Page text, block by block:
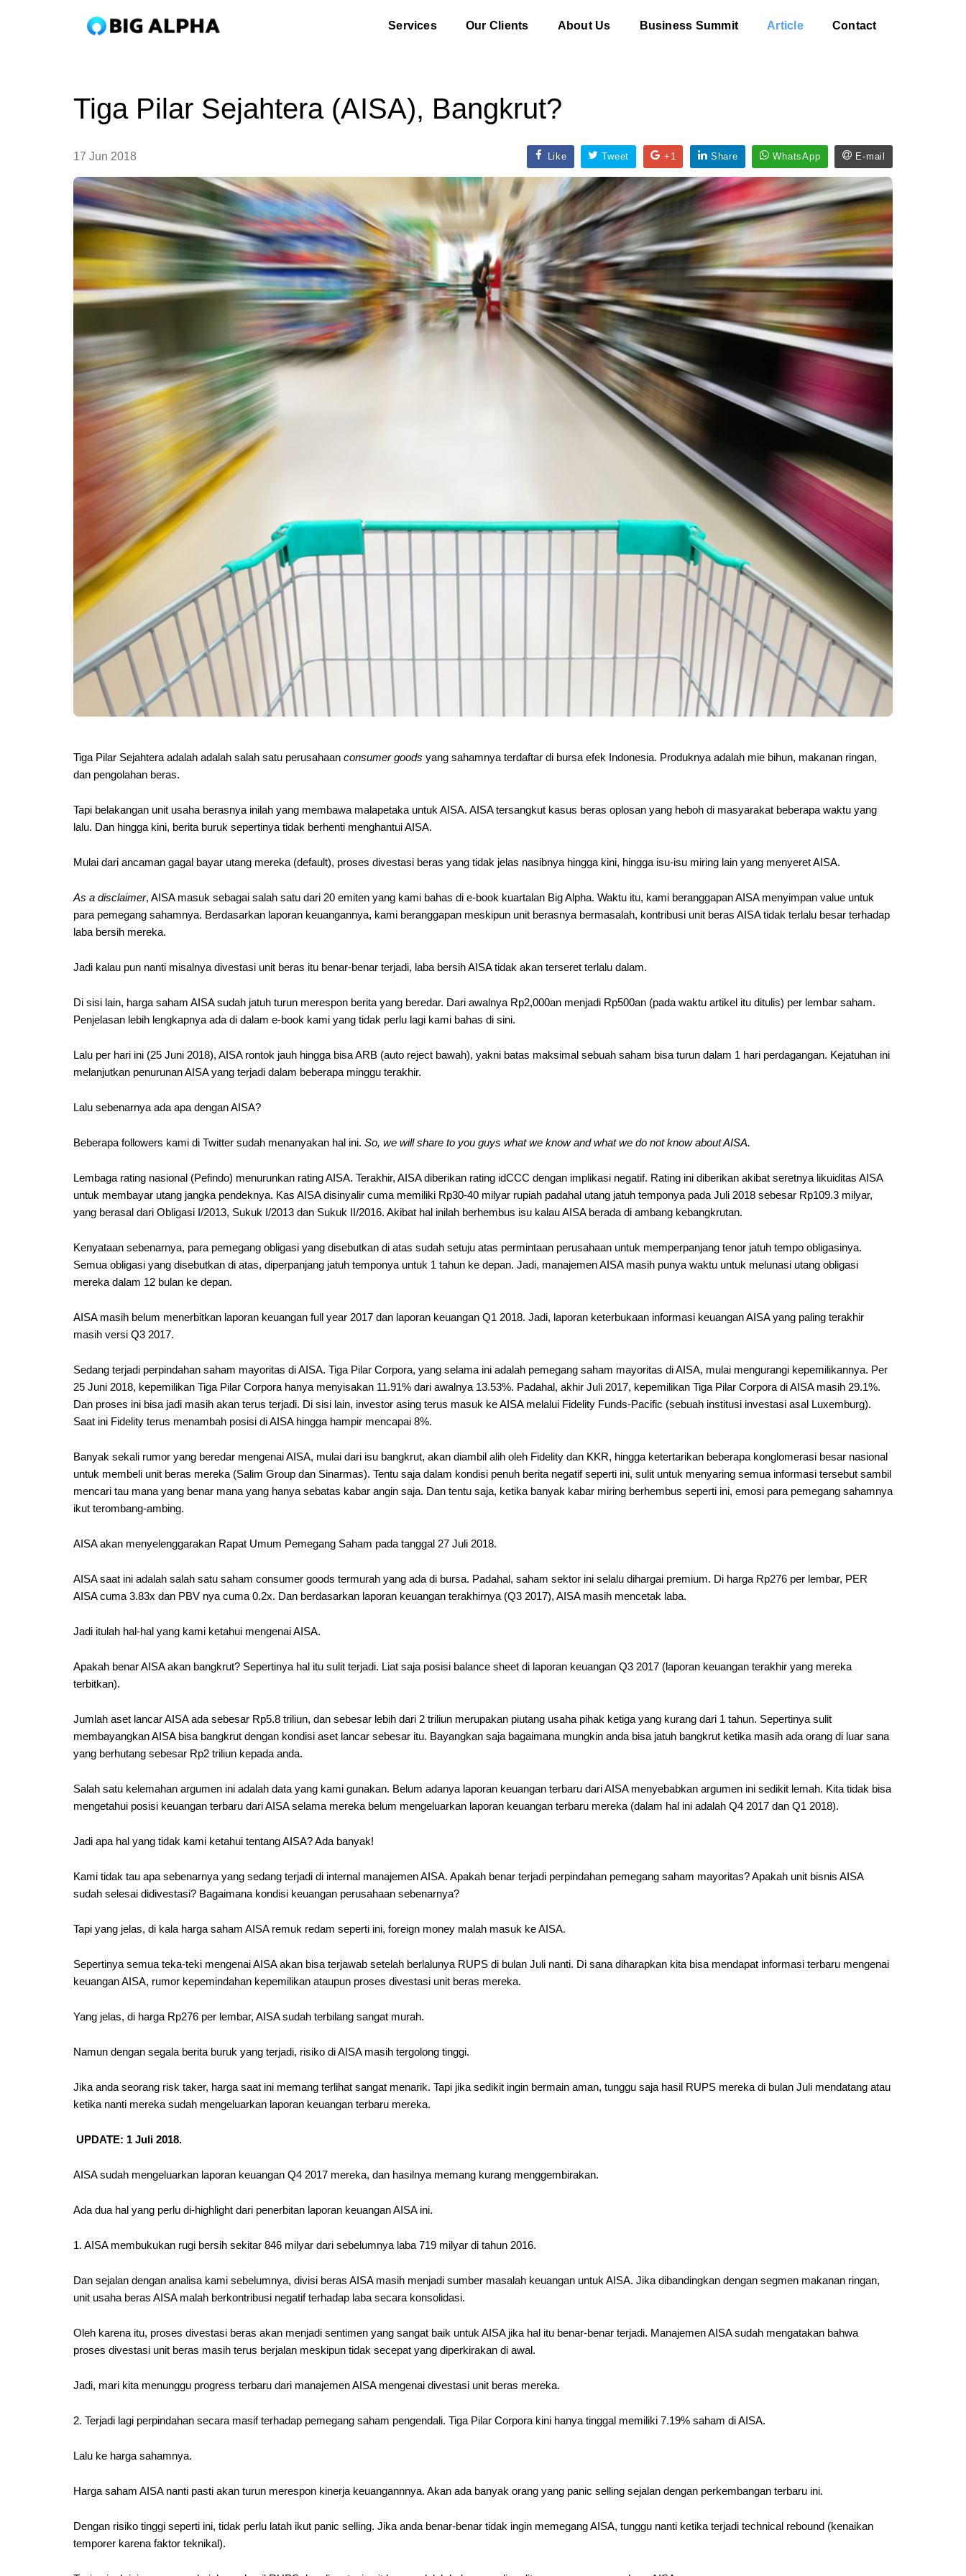
Services Our Clients About Us Business Summit Article Contact
Tiga Pilar Sejahtera (AISA), Bangkrut?
17 Jun 2018 Like Tweet +1 Share WhatsApp E-mail
Tiga Pilar Sejahtera adalah adalah salah satu perusahaan consumer goods yang sahamnya terdaftar di bursa efek Indonesia. Produknya adalah mie bihun, makanan ringan,
dan pengolahan beras.
Tapi belakangan unit usaha berasnya inilah yang membawa malapetaka untuk AISA. AISA tersangkut kasus beras oplosan yang heboh di masyarakat beberapa waktu yang
lalu. Dan hingga kini, berita buruk sepertinya tidak berhenti menghantui AISA.
Mulai dari ancaman gagal bayar utang mereka (default), proses divestasi beras yang tidak jelas nasibnya hingga kini, hingga isu-isu miring lain yang menyeret AISA.
As a disclaimer, AISA masuk sebagai salah satu dari 20 emiten yang kami bahas di e-book kuartalan Big Alpha. Waktu itu, kami beranggapan AISA menyimpan value untuk
para pemegang sahamnya. Berdasarkan laporan keuangannya, kami beranggapan meskipun unit berasnya bermasalah, kontribusi unit beras AISA tidak terlalu besar terhadap
laba bersih mereka.
Jadi kalau pun nanti misalnya divestasi unit beras itu benar-benar terjadi, laba bersih AISA tidak akan terseret terlalu dalam.
Di sisi lain, harga saham AISA sudah jatuh turun merespon berita yang beredar. Dari awalnya Rp2,000an menjadi Rp500an (pada waktu artikel itu ditulis) per lembar saham.
Penjelasan lebih lengkapnya ada di dalam e-book kami yang tidak perlu lagi kami bahas di sini.
Lalu per hari ini (25 Juni 2018), AISA rontok jauh hingga bisa ARB (auto reject bawah), yakni batas maksimal sebuah saham bisa turun dalam 1 hari perdagangan. Kejatuhan ini
melanjutkan penurunan AISA yang terjadi dalam beberapa minggu terakhir.
Lalu sebenarnya ada apa dengan AISA?
Beberapa followers kami di Twitter sudah menanyakan hal ini. So, we will share to you guys what we know and what we do not know about AISA.
Lembaga rating nasional (Pefindo) menurunkan rating AISA. Terakhir, AISA diberikan rating idCCC dengan implikasi negatif. Rating ini diberikan akibat seretnya likuiditas AISA
untuk membayar utang jangka pendeknya. Kas AISA disinyalir cuma memiliki Rp30-40 milyar rupiah padahal utang jatuh temponya pada Juli 2018 sebesar Rp109.3 milyar,
yang berasal dari Obligasi I/2013, Sukuk I/2013 dan Sukuk II/2016. Akibat hal inilah berhembus isu kalau AISA berada di ambang kebangkrutan.
Kenyataan sebenarnya, para pemegang obligasi yang disebutkan di atas sudah setuju atas permintaan perusahaan untuk memperpanjang tenor jatuh tempo obligasinya.
Semua obligasi yang disebutkan di atas, diperpanjang jatuh temponya untuk 1 tahun ke depan. Jadi, manajemen AISA masih punya waktu untuk melunasi utang obligasi
mereka dalam 12 bulan ke depan.
AISA masih belum menerbitkan laporan keuangan full year 2017 dan laporan keuangan Q1 2018. Jadi, laporan keterbukaan informasi keuangan AISA yang paling terakhir
masih versi Q3 2017.
Sedang terjadi perpindahan saham mayoritas di AISA. Tiga Pilar Corpora, yang selama ini adalah pemegang saham mayoritas di AISA, mulai mengurangi kepemilikannya. Per
25 Juni 2018, kepemilikan Tiga Pilar Corpora hanya menyisakan 11.91% dari awalnya 13.53%. Padahal, akhir Juli 2017, kepemilikan Tiga Pilar Corpora di AISA masih 29.1%.
Dan proses ini bisa jadi masih akan terus terjadi. Di sisi lain, investor asing terus masuk ke AISA melalui Fidelity Funds-Pacific (sebuah institusi investasi asal Luxemburg).
Saat ini Fidelity terus menambah posisi di AISA hingga hampir mencapai 8%.
Banyak sekali rumor yang beredar mengenai AISA, mulai dari isu bangkrut, akan diambil alih oleh Fidelity dan KKR, hingga ketertarikan beberapa konglomerasi besar nasional
untuk membeli unit beras mereka (Salim Group dan Sinarmas). Tentu saja dalam kondisi penuh berita negatif seperti ini, sulit untuk menyaring semua informasi tersebut sambil
mencari tau mana yang benar mana yang hanya sebatas kabar angin saja. Dan tentu saja, ketika banyak kabar miring berhembus seperti ini, emosi para pemegang sahamnya
ikut terombang-ambing.
AISA akan menyelenggarakan Rapat Umum Pemegang Saham pada tanggal 27 Juli 2018.
AISA saat ini adalah salah satu saham consumer goods termurah yang ada di bursa. Padahal, saham sektor ini selalu dihargai premium. Di harga Rp276 per lembar, PER
AISA cuma 3.83x dan PBV nya cuma 0.2x. Dan berdasarkan laporan keuangan terakhirnya (Q3 2017), AISA masih mencetak laba.
Jadi itulah hal-hal yang kami ketahui mengenai AISA.
Apakah benar AISA akan bangkrut? Sepertinya hal itu sulit terjadi. Liat saja posisi balance sheet di laporan keuangan Q3 2017 (laporan keuangan terakhir yang mereka
terbitkan).
Jumlah aset lancar AISA ada sebesar Rp5.8 triliun, dan sebesar lebih dari 2 triliun merupakan piutang usaha pihak ketiga yang kurang dari 1 tahun. Sepertinya sulit
membayangkan AISA bisa bangkrut dengan kondisi aset lancar sebesar itu. Bayangkan saja bagaimana mungkin anda bisa jatuh bangkrut ketika masih ada orang di luar sana
yang berhutang sebesar Rp2 triliun kepada anda.
Salah satu kelemahan argumen ini adalah data yang kami gunakan. Belum adanya laporan keuangan terbaru dari AISA menyebabkan argumen ini sedikit lemah. Kita tidak bisa
mengetahui posisi keuangan terbaru dari AISA selama mereka belum mengeluarkan laporan keuangan terbaru mereka (dalam hal ini adalah Q4 2017 dan Q1 2018).
Jadi apa hal yang tidak kami ketahui tentang AISA? Ada banyak!
Kami tidak tau apa sebenarnya yang sedang terjadi di internal manajemen AISA. Apakah benar terjadi perpindahan pemegang saham mayoritas? Apakah unit bisnis AISA
sudah selesai didivestasi? Bagaimana kondisi keuangan perusahaan sebenarnya?
Tapi yang jelas, di kala harga saham AISA remuk redam seperti ini, foreign money malah masuk ke AISA.
Sepertinya semua teka-teki mengenai AISA akan bisa terjawab setelah berlalunya RUPS di bulan Juli nanti. Di sana diharapkan kita bisa mendapat informasi terbaru mengenai
keuangan AISA, rumor kepemindahan kepemilikan ataupun proses divestasi unit beras mereka.
Yang jelas, di harga Rp276 per lembar, AISA sudah terbilang sangat murah.
Namun dengan segala berita buruk yang terjadi, risiko di AISA masih tergolong tinggi.
Jika anda seorang risk taker, harga saat ini memang terlihat sangat menarik. Tapi jika sedikit ingin bermain aman, tunggu saja hasil RUPS mereka di bulan Juli mendatang atau
ketika nanti mereka sudah mengeluarkan laporan keuangan terbaru mereka.
UPDATE: 1 Juli 2018.
AISA sudah mengeluarkan laporan keuangan Q4 2017 mereka, dan hasilnya memang kurang menggembirakan.
Ada dua hal yang perlu di-highlight dari penerbitan laporan keuangan AISA ini.
1. AISA membukukan rugi bersih sekitar 846 milyar dari sebelumnya laba 719 milyar di tahun 2016.
Dan sejalan dengan analisa kami sebelumnya, divisi beras AISA masih menjadi sumber masalah keuangan untuk AISA. Jika dibandingkan dengan segmen makanan ringan,
unit usaha beras AISA malah berkontribusi negatif terhadap laba secara konsolidasi.
Oleh karena itu, proses divestasi beras akan menjadi sentimen yang sangat baik untuk AISA jika hal itu benar-benar terjadi. Manajemen AISA sudah mengatakan bahwa
proses divestasi unit beras masih terus berjalan meskipun tidak secepat yang diperkirakan di awal.
Jadi, mari kita menunggu progress terbaru dari manajemen AISA mengenai divestasi unit beras mereka.
2. Terjadi lagi perpindahan secara masif terhadap pemegang saham pengendali. Tiga Pilar Corpora kini hanya tinggal memiliki 7.19% saham di AISA.
Lalu ke harga sahamnya.
Harga saham AISA nanti pasti akan turun merespon kinerja keuangannnya. Akan ada banyak orang yang panic selling sejalan dengan perkembangan terbaru ini.
Dengan risiko tinggi seperti ini, tidak perlu latah ikut panic selling. Jika anda benar-benar tidak ingin memegang AISA, tunggu nanti ketika terjadi technical rebound (kenaikan
temporer karena faktor teknikal).